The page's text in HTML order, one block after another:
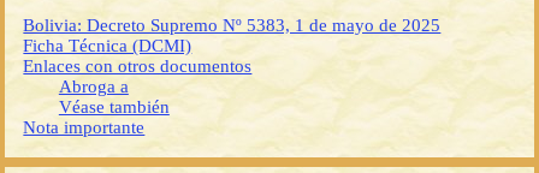
Bolivia: Decreto Supremo Nº 5383, 1 de mayo de 2025
Ficha Técnica (DCMI)
Enlaces con otros documentos
Abroga a
Véase también
Nota importante